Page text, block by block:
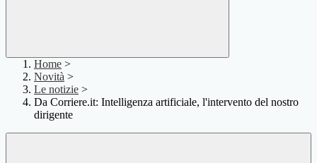
Home >
Novità >
Le notizie >
Da Corriere.it: Intelligenza artificiale, l'intervento del nostro
dirigente